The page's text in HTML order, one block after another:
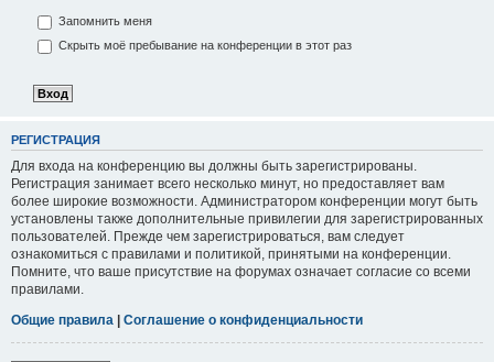
Запомнить меня
Скрыть моё пребывание на конференции в этот раз
РЕГИСТРАЦИЯ
Для входа на конференцию вы должны быть зарегистрированы.
Регистрация занимает всего несколько минут, но предоставляет вам
более широкие возможности. Администратором конференции могут быть
установлены также дополнительные привилегии для зарегистрированных
пользователей. Прежде чем зарегистрироваться, вам следует
ознакомиться с правилами и политикой, принятыми на конференции.
Помните, что ваше присутствие на форумах означает согласие со всеми
правилами.
Общие правила | Соглашение о конфиденциальности